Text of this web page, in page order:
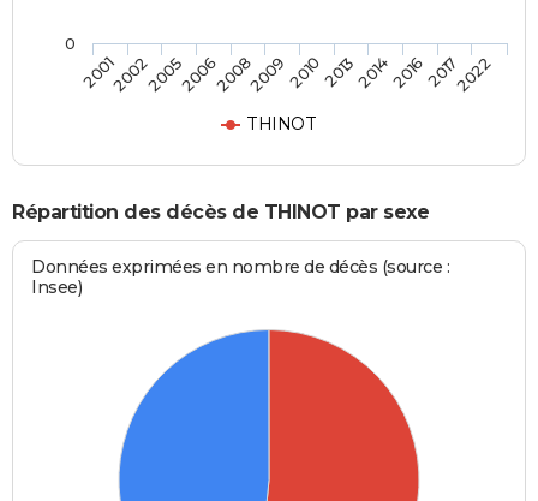
THINOT
200120022005200620082009201020132014201620172022
0
Répartition des décès de THINOT par sexe
Données exprimées en nombre de décès (source :
Insee)